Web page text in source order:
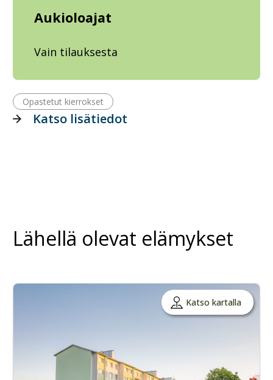
Aukioloajat
Vain tilauksesta
Opastetut kierrokset
Katso lisätiedot
Lähellä olevat elämykset
Katso kartalla